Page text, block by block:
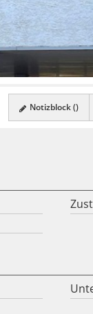
Notizblock ()